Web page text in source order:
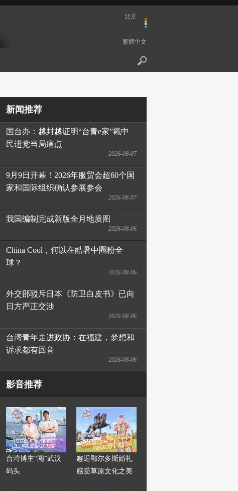
北京
繁體中文
新闻推荐
国台办：越封越证明“台青e家”戳中
民进党当局痛点
2026-08-07
9月9日开幕！2026年服贸会超60个国
家和国际组织确认参展参会
2026-08-07
我国编制完成新版全月地质图
2026-08-06
China Cool，何以在酷暑中圈粉全
球？
2026-08-06
外交部驳斥日本《防卫白皮书》已向
日方严正交涉
2026-08-06
台湾青年走进政协：在福建，梦想和
诉求都有回音
2026-08-06
影音推荐
台湾博主“闯”武汉
码头
邂逅鄂尔多斯婚礼
感受草原文化之美